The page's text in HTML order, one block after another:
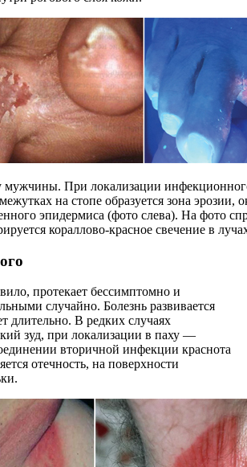
мужчины. При локализации
на стопе образуется зона эрозии,
эпидермиса (фото слева). На фото
кораллово-красное свечение в
протекает бессимптомно и
случайно. Болезнь развивается
длительно. В редких случаях
зуд, при локализации в паху —
вторичной инфекции краснота
отечность, на поверхности